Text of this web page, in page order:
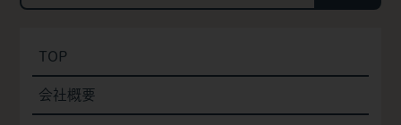
TOP
会社概要